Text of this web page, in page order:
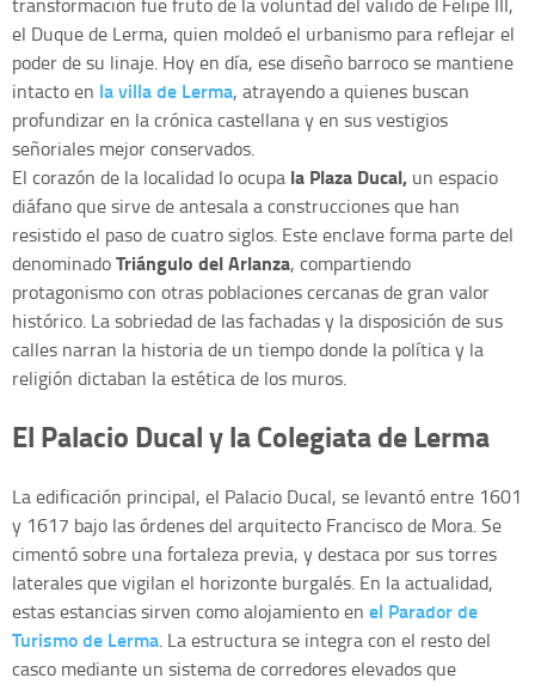
el Duque de Lerma, quien moldeó el urbanismo para reflejar el
poder de su linaje. Hoy en día, ese diseño barroco se mantiene
intacto en la villa de Lerma, atrayendo a quienes buscan
profundizar en la crónica castellana y en sus vestigios
señoriales mejor conservados.
El corazón de la localidad lo ocupa la Plaza Ducal, un espacio
diáfano que sirve de antesala a construcciones que han
resistido el paso de cuatro siglos. Este enclave forma parte del
denominadoTriángulo del Arlanza, compartiendo
protagonismo con otras poblaciones cercanas de gran valor
histórico. La sobriedad de las fachadas y la disposición de sus
calles narran la historia de un tiempo donde la política y la
religión dictaban la estética de los muros.
El Palacio Ducal y la Colegiata de Lerma
La edificación principal, el Palacio Ducal, se levantó entre 1601
y 1617 bajo las órdenes del arquitecto Francisco de Mora. Se
cimentó sobre una fortaleza previa, y destaca por sus torres
laterales que vigilan el horizonte burgalés. En la actualidad,
estas estancias sirven como alojamiento en el Parador de
Turismo de Lerma. La estructura se integra con el resto del
casco mediante un sistema de corredores elevados que